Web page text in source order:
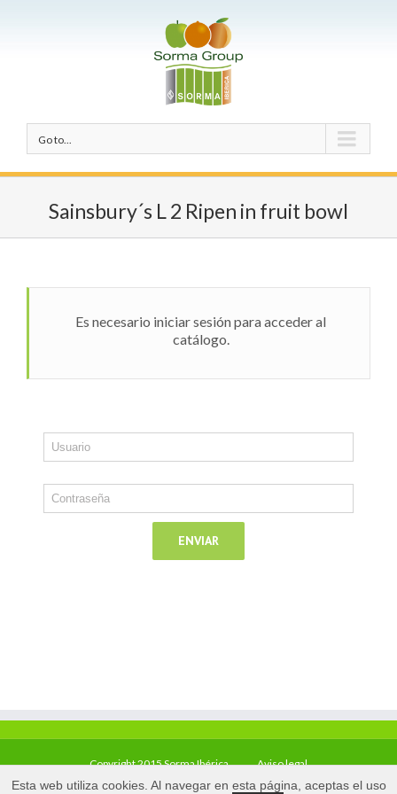
Go to...
Sainsbury´s L 2 Ripen in fruit bowl
Es necesario iniciar sesión para acceder al
catálogo.
Copyright 2015 Sorma Ibérica Aviso legal
Esta web utiliza cookies. Al navegar en esta página, aceptas el uso